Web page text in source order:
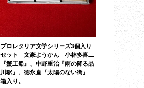
プロレタリア文学シリーズ3個入り
セット 文豪ようかん 小林多喜二
『蟹工船』、中野重治『雨の降る品
川駅』、徳永直『太陽のない街』
箱入り。